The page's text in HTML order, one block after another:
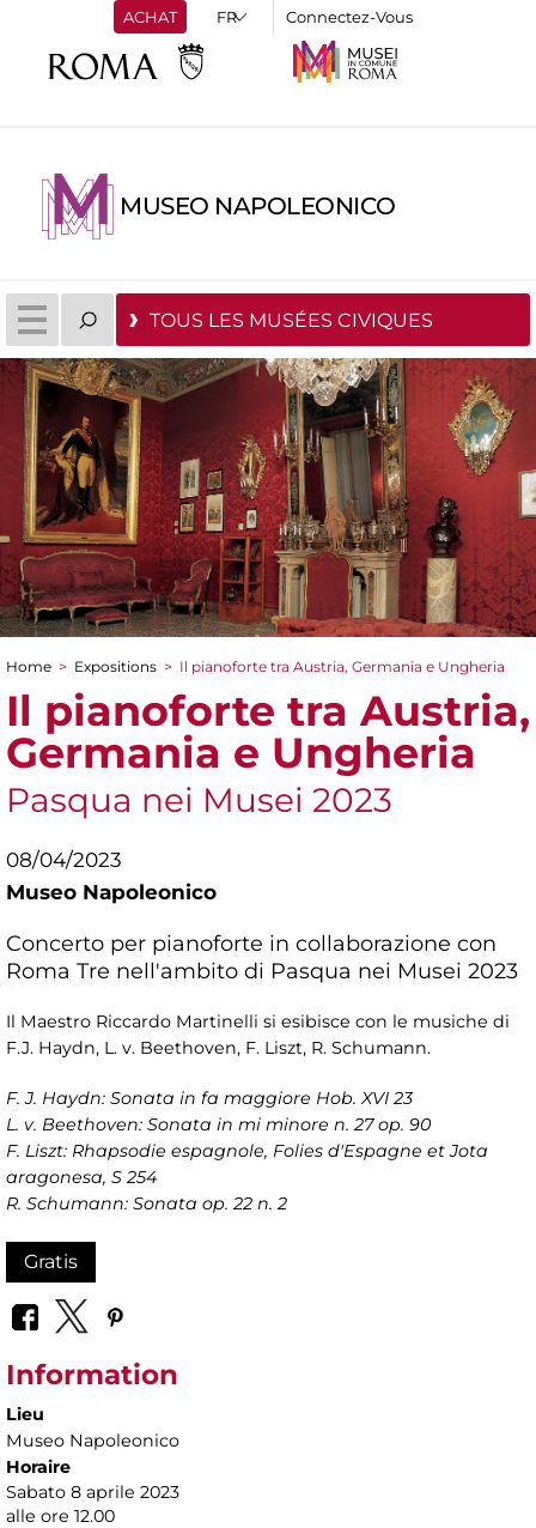
ACHAT Connectez-Vous
MUSEO NAPOLEONICO
TOUS LES MUSÉES CIVIQUES
You are here
Home > Expositions > Il pianoforte tra Austria, Germania e Ungheria
Il pianoforte tra Austria,
Germania e Ungheria
Pasqua nei Musei 2023
08/04/2023
Museo Napoleonico
Concerto per pianoforte in collaborazione con
Roma Tre nell'ambito di Pasqua nei Musei 2023
Il Maestro Riccardo Martinelli si esibisce con le musiche di
F.J. Haydn, L. v. Beethoven, F. Liszt, R. Schumann.
F. J. Haydn: Sonata in fa maggiore Hob. XVI 23
L. v. Beethoven: Sonata in mi minore n. 27 op. 90
F. Liszt: Rhapsodie espagnole, Folies d'Espagne et Jota
aragonesa, S 254
R. Schumann: Sonata op. 22 n. 2
Gratis
Information
Lieu
Museo Napoleonico
Horaire
Sabato 8 aprile 2023
alle ore 12.00